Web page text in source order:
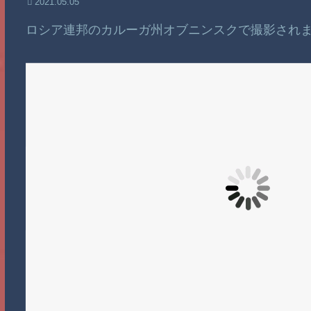
ロシア連邦のカルーガ州オブニンスクで撮影され